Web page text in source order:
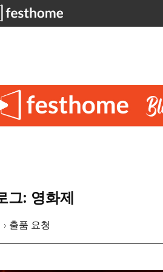
그: 영화제
› 출품 요청